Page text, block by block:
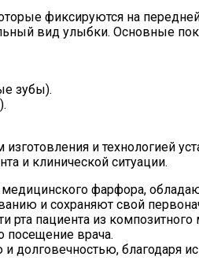
фиксируются на
вид улыбки. Основные
зубы).
и технологией
и клинической ситуации.
медицинского фарфора,
и сохраняют свой
рта пациента из
посещение врача.
долговечностью, благодаря